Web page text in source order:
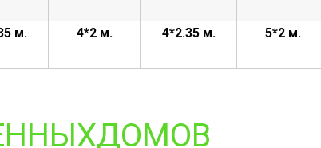
м. 4*2 м. 4*2.35 м. 5*2 м.